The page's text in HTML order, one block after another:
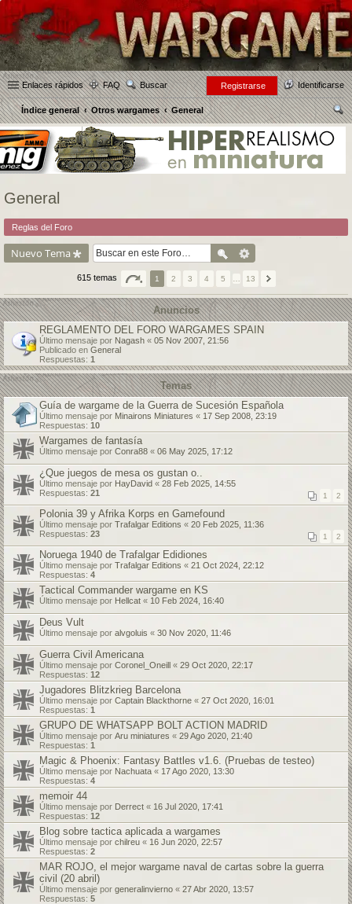
Enlaces rápidos FAQ Buscar Identificarse
Registrarse
Índice general Otros wargames
General
us
General
Reglas del Foro
Nuevo Tema
615 temas 1 2 3 4 5 13
Anuncios
REGLAMENTO DEL FORO WARGAMES SPAIN
Último mensaje por Nagash « 05 Nov 2007, 21:56
Publicado en General
Respuestas: 1
Temas
Guía de wargame de la Guerra de Sucesión Española
Último mensaje por Minairons Miniatures « 17 Sep 2008, 23:19
Respuestas: 10
Wargames de fantasía
Último mensaje por Conra88 « 06 May 2025, 17:12
¿Que juegos de mesa os gustan o..
Último mensaje por HayDavid « 28 Feb 2025, 14:55
Respuestas: 21 1 2
Polonia 39 y Afrika Korps en Gamefound
Último mensaje por Trafalgar Editions « 20 Feb 2025, 11:36
Respuestas: 23 1 2
Noruega 1940 de Trafalgar Edidiones
Último mensaje por Trafalgar Editions « 21 Oct 2024, 22:12
Respuestas: 4
Tactical Commander wargame en KS
Último mensaje por Hellcat « 10 Feb 2024, 16:40
Deus Vult
Último mensaje por alvgoluis « 30 Nov 2020, 11:46
Guerra Civil Americana
Último mensaje por Coronel_Oneill « 29 Oct 2020, 22:17
Respuestas: 12
Jugadores Blitzkrieg Barcelona
Último mensaje por Captain Blackthorne « 27 Oct 2020, 16:01
Respuestas: 1
GRUPO DE WHATSAPP BOLT ACTION MADRID
Último mensaje por Aru miniatures « 29 Ago 2020, 21:40
Respuestas: 1
Magic & Phoenix: Fantasy Battles v1.6. (Pruebas de testeo)
Último mensaje por Nachuata « 17 Ago 2020, 13:30
Respuestas: 4
memoir 44
Último mensaje por Derrect « 16 Jul 2020, 17:41
Respuestas: 12
Blog sobre tactica aplicada a wargames
Último mensaje por chilreu « 16 Jun 2020, 22:57
Respuestas: 2
MAR ROJO, el mejor wargame naval de cartas sobre la guerra
civil (20 abril)
Último mensaje por generalinvierno « 27 Abr 2020, 13:57
Respuestas: 5